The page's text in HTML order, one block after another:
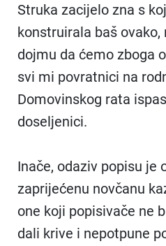
Struka zacijelo zna s
konstruirala baš
dojmu da ćemo zboga
svi mi povratnici na
Domovinskog rata
doseljenici.
Inače, odaziv popisu je
zaprijećenu novčanu
one koji popisivače ne
dali krive i nepotpune